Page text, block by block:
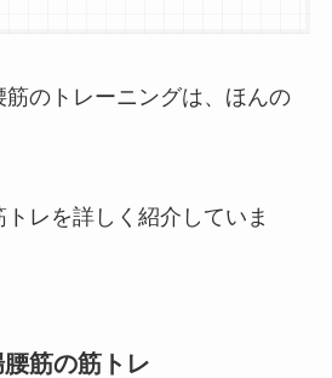
筋のトレーニングは、ほんの
レを詳しく紹介していま
筋の筋トレ